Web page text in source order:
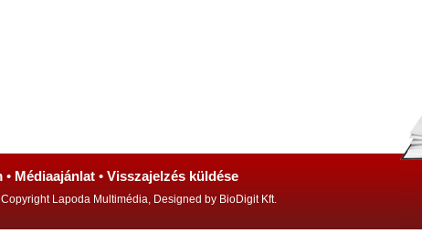
• Médiaajánlat • Visszajelzés küldése
Lapoda Multimédia, Designed by BioDigit Kft.